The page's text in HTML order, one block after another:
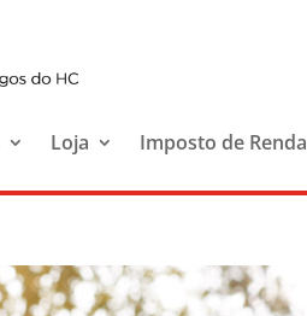
Loja Imposto de Renda